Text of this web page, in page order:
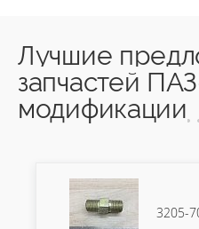
Лучшие
запчастей
модификации
3205-